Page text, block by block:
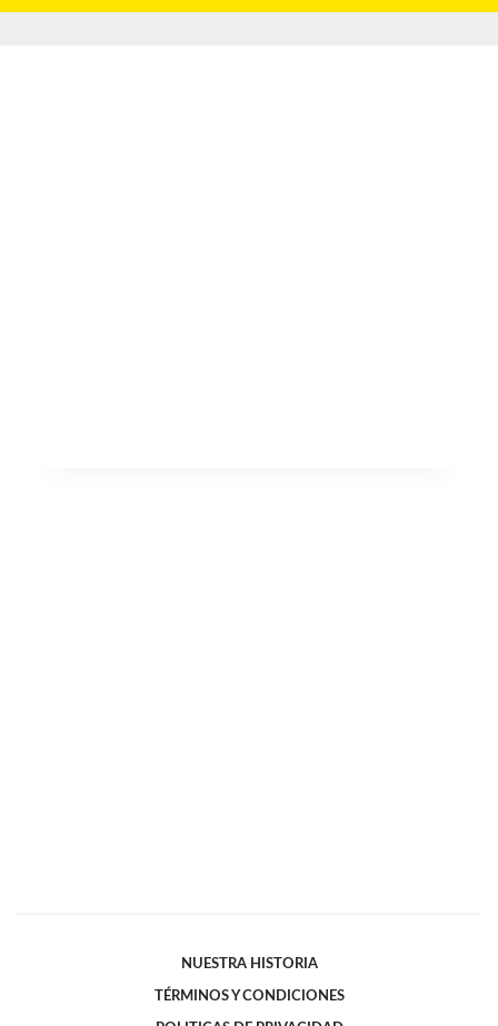
NUESTRA HISTORIA
TÉRMINOS Y CONDICIONES